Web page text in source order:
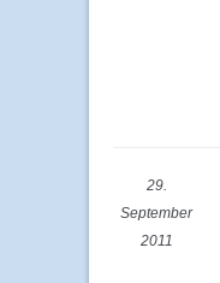
29.
September
2011